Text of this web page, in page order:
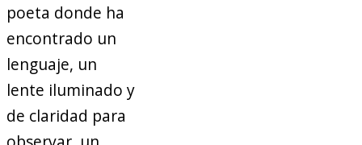
poeta donde ha
encontrado un
lenguaje, un
lente iluminado y
de claridad para